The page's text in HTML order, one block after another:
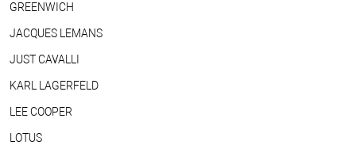
GREENWICH
JACQUES LEMANS
JUST CAVALLI
KARL LAGERFELD
LEE COOPER
LOTUS